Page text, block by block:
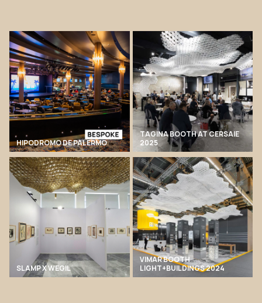
HIPODROMO DE PALERMO
TAGINA BOOTH AT CERSAIE
2025
SLAMP X WEGIL
VIMAR BOOTH
LIGHT+BUILDINGS 2024